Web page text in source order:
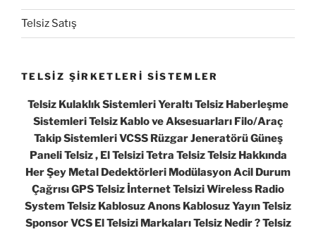
Telsiz Satış
TELSİZ ŞİRKETLERİ SİSTEMLER
Telsiz Kulaklık Sistemleri Yeraltı Telsiz Haberleşme
Sistemleri Telsiz Kablo ve Aksesuarları Filo/Araç
Takip Sistemleri VCSS Rüzgar Jeneratörü Güneş
Paneli Telsiz , El Telsizi Tetra Telsiz Telsiz Hakkında
Her Şey Metal Dedektörleri Modülasyon Acil Durum
Çağrısı GPS Telsiz İnternet Telsizi Wireless Radio
System Telsiz Kablosuz Anons Kablosuz Yayın Telsiz
Sponsor VCS El Telsizi Markaları Telsiz Nedir ? Telsiz